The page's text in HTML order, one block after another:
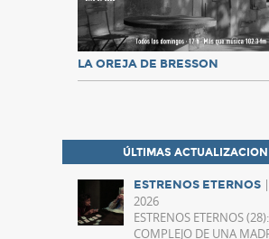
LA OREJA DE BRESSON
ÚLTIMAS
ESTRENOS ETERNOS
2026
ESTRENOS ETERNOS
COMPLEJO DE UNA